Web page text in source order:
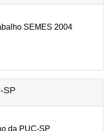
SEMES 2004
SP
da PUC-SP